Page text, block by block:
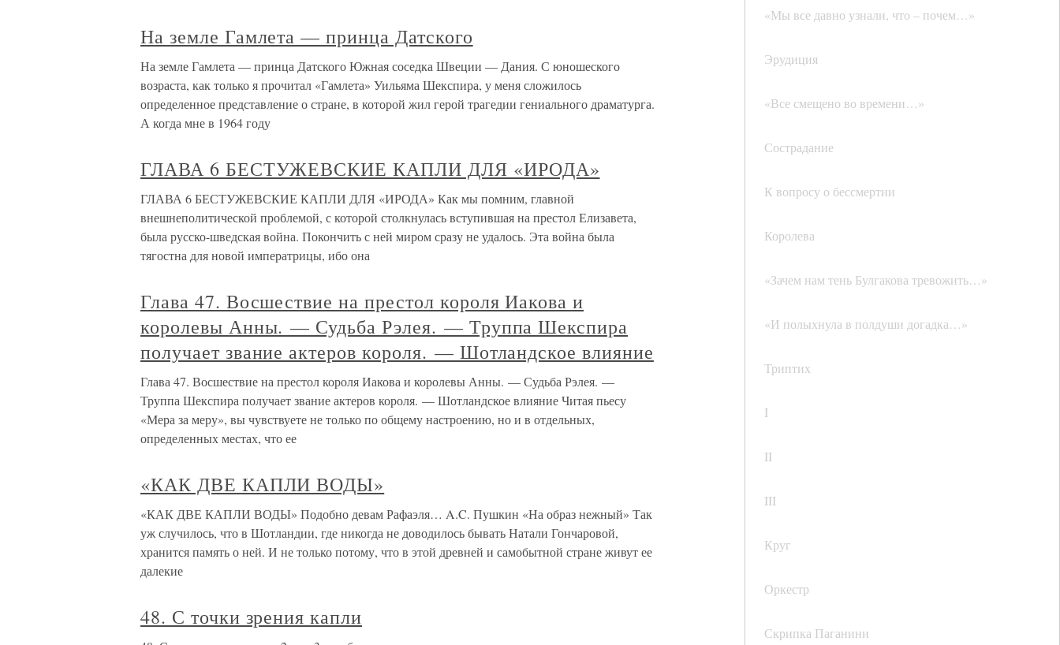
«Мы все давно узнали, что – почем…»
Эрудиция
«Все смещено во времени…»
Сострадание
К вопросу о бессмертии
Королева
«Зачем нам тень Булгакова тревожить…»
«И полыхнула в полдуши догадка…»
Триптих
I
II
III
Круг
Оркестр
Скрипка Паганини
На земле Гамлета — принца Датского
На земле Гамлета — принца Датского Южная соседка Швеции — Дания. С юношеского
возраста, как только я прочитал «Гамлета» Уильяма Шекспира, у меня сложилось
определенное представление о стране, в которой жил герой трагедии гениального драматурга.
А когда мне в 1964 году
ГЛАВА 6 БЕСТУЖЕВСКИЕ КАПЛИ ДЛЯ «ИРОДА»
ГЛАВА 6 БЕСТУЖЕВСКИЕ КАПЛИ ДЛЯ «ИРОДА» Как мы помним, главной
внешнеполитической проблемой, с которой столкнулась вступившая на престол Елизавета,
была русско-шведская война. Покончить с ней миром сразу не удалось. Эта война была
тягостна для новой императрицы, ибо она
Глава 47. Восшествие на престол короля Иакова и
королевы Анны. — Судьба Рэлея. — Труппа Шекспира
получает звание актеров короля. — Шотландское влияние
Глава 47. Восшествие на престол короля Иакова и королевы Анны. — Судьба Рэлея. —
Труппа Шекспира получает звание актеров короля. — Шотландское влияние Читая пьесу
«Мера за меру», вы чувствуете не только по общему настроению, но и в отдельных,
определенных местах, что ее
«КАК ДВЕ КАПЛИ ВОДЫ»
«КАК ДВЕ КАПЛИ ВОДЫ» Подобно девам Рафаэля… A.C. Пушкин «На образ нежный» Так
уж случилось, что в Шотландии, где никогда не доводилось бывать Натали Гончаровой,
хранится память о ней. И не только потому, что в этой древней и самобытной стране живут ее
далекие
48. С точки зрения капли